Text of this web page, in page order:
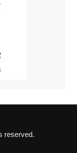
reserved.